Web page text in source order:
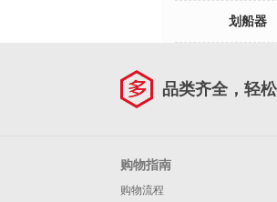
划船器
品类齐全，轻
购物指南
购物流程